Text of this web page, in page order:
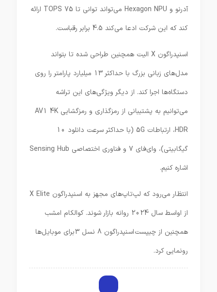
آدرنو و Hexagon NPU می‌تواند توانی تا 75 TOPS ارائه
کند که این شرکت ادعا می‌کند 4.5 برابر رقباست.
اسنپدراگون X الیت همچنین طراحی شده تا بتواند
مدل‌های زبانی بزرگ با حداکثر 13 میلیارد پارامتر را روی
دستگاه‌ها اجرا کند. از دیگر ویژگی‌های این تراشه
می‌توانیم به پشتیبانی از رمزگذاری و رمزگشایی AV1 4K
HDR، ارتباطات 5G (با حداکثر سرعت دانلود 10
گیگابیتی)، وای‌فای 7 و فناوری اختصاصی Sensing Hub
اشاره کنیم.
انتظار می‌رود که لپ‌تاپ‌های مجهز به اسنپدراگون X Elite
از اواسط سال 2024 روانه بازار شوند. کوالکام امشب
همچنین از چیپست اسنپدراگون 8 نسل 3 برای موبایل‌ها
رونمایی کرد.